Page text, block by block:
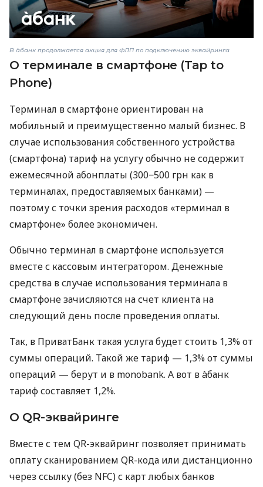
В àбанк продолжается акция для ФЛП по подключению эквайринга
О терминале в смартфоне (Tap to
Phone)
Терминал в смартфоне ориентирован на
мобильный и преимущественно малый бизнес. В
случае использования собственного устройства
(смартфона) тариф на услугу обычно не содержит
ежемесячной абонплаты (300−500 грн как в
терминалах, предоставляемых банками) —
поэтому с точки зрения расходов «терминал в
смартфоне» более экономичен.
Обычно терминал в смартфоне используется
вместе с кассовым интегратором. Денежные
средства в случае использования терминала в
смартфоне зачисляются на счет клиента на
следующий день после проведения оплаты.
Так, в ПриватБанк такая услуга будет стоить 1,3% от
суммы операций. Такой же тариф — 1,3% от суммы
операций — берут и в monobank. А вот в àбанк
тариф составляет 1,2%.
О QR-эквайринге
Вместе с тем QR-эквайринг позволяет принимать
оплату сканированием QR-кода или дистанционно
через ссылку (без NFC) с карт любых банков